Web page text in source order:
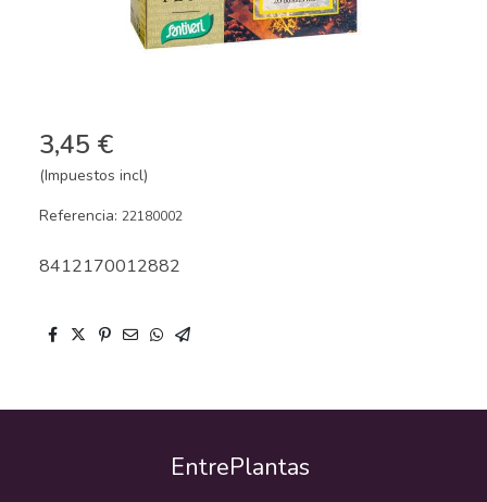
3,45 €
(Impuestos incl)
Referencia: 22180002
8412170012882
EntrePlantas